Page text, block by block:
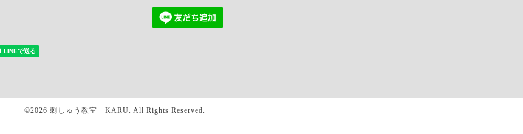
©2026 刺しゅう教室 KARU. All Rights Reserved.